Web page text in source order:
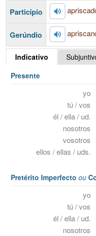
Particípio
Gerúndio
Indicativo
Presente
yo
tú / vos
él / ella / ud.
nosotros
vosotros
ellos / ellas / uds.
Pretérito Imperfecto ou
yo
tú / vos
él / ella / ud.
nosotros